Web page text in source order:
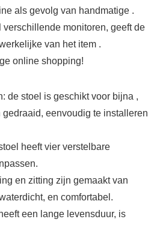
als gevolg van handmatige .
verschillende monitoren, geeft de
van het item .
online shopping!
de stoel is geschikt voor bijna ,
eenvoudig te installeren
heeft vier verstelbare
en zitting zijn gemaakt van
en comfortabel.
een lange levensduur, is